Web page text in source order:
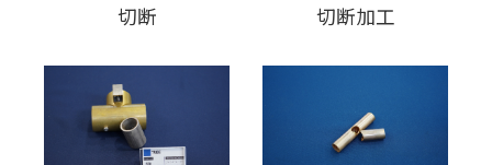
切断
切断加工